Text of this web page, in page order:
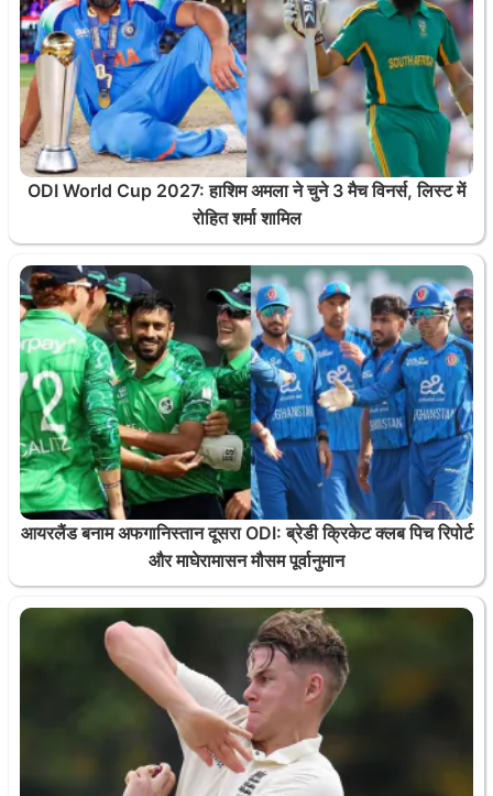
ODI World Cup 2027: हाशिम अमला ने चुने 3 मैच विनर्स, लिस्ट में
रोहित शर्मा शामिल
आयरलैंड बनाम अफगानिस्तान दूसरा ODI: ब्रेडी क्रिकेट क्लब पिच रिपोर्ट
और माघेरामासन मौसम पूर्वानुमान